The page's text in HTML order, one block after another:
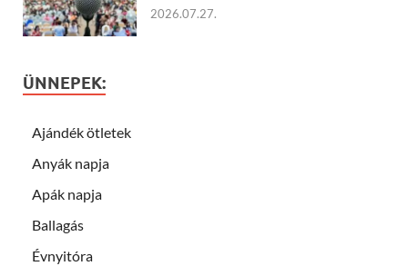
2026.07.27.
ÜNNEPEK:
Ajándék ötletek
Anyák napja
Apák napja
Ballagás
Évnyitóra